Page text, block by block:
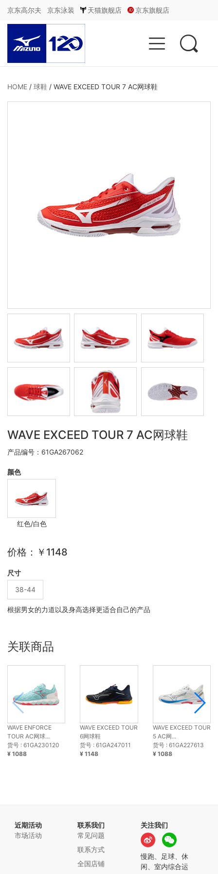
京东高尔夫 京东泳装 天猫旗舰店 京东旗舰店
 
HOME / 球鞋 / WAVE EXCEED TOUR 7 AC网球鞋
WAVE EXCEED TOUR 7 AC网球鞋
产品编号：61GA267062
颜色
红色/白色
价格：￥1148
尺寸
38-44
根据男女的力道以及身高选择更适合自己的产品
关联商品
WAVE ENFORCE
TOUR AC网球...
货号 : 61GA230120
¥ 1088
WAVE EXCEED TOUR
6网球鞋
货号 : 61GA247011
¥ 1148
WAVE EXCEED TOUR
5 AC网...
货号 : 61GA227613
¥ 1088
近期活动
市场活动
联系我们
常见问题
联系方式
全国店铺
关注我们
慢跑、足球、休
闲、室内综合运